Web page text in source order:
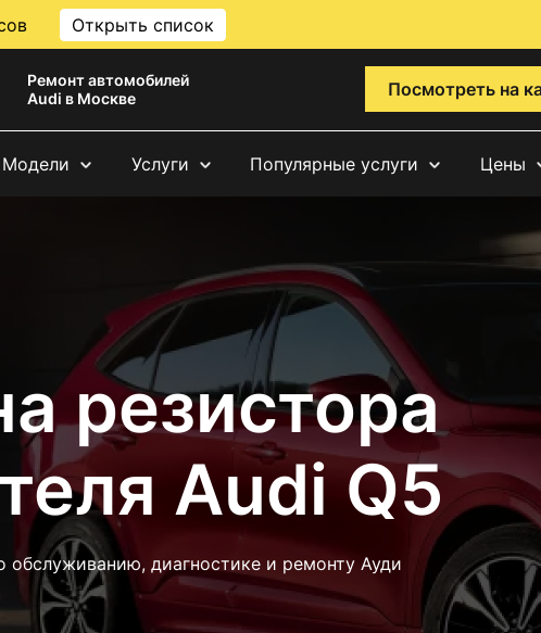
Открыть список
Ремонт автомобилей
Audi в Москве
Посмотреть на
Модели Услуги Популярные услуги Цены
резистора
Audi Q5
обслуживанию, диагностике и ремонту Ауди